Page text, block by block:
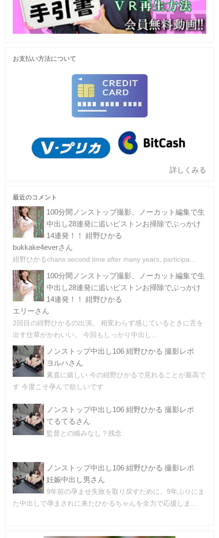
お支払い方法について
詳しくみる
最近のコメント
100分間ノンストップ撮影、ノーカット編集で生
中出し28連発に追いピストンお掃除でぶっかけ
14連発！！ 紺野ひかる
bukkake4everさん
紺野ひかるchans second time after many years, participa...
100分間ノンストップ撮影、ノーカット編集で生
中出し28連発に追いピストンお掃除でぶっかけ
14連発！！ 紺野ひかる
エリーさん
2回目の紺野ひかるの出演。 相変わらず感じているときに舌を
出す仕草がかわいい。 今回もしっかり中出し...
ノンストップ中出し106 紺野ひかる 撮影レポ
ヨルハさん
素直に嬉しい 今の紺野ひかるで見れることが最高で
す 今度こそ孕んで欲しいです
ノンストップ中出し106 紺野ひかる 撮影レポ
てるてるさん
監督との絡みなし？残念
ノンストップ中出し106 紺野ひかる 撮影レポ
妊娠中出し男さん
9年前の孕ませ失敗を取り戻すために、9年ぶりにま
た中出しで孕まされに来たひかるちゃんを全力で応援しま...